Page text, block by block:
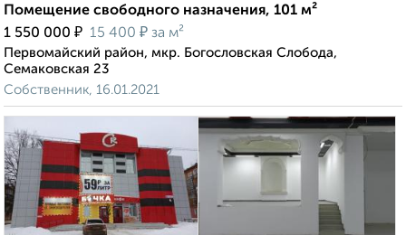
Помещение свободного назначения, 101 м²
1 550 000 ₽ 15 400 ₽ за м²
Первомайский район, мкр. Богословская Слобода,
Семаковская 23
Собственник, 16.01.2021